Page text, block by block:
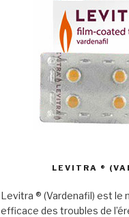
LEVITRA ®
Levitra ® (Vardenafil) est le
efficace des troubles de